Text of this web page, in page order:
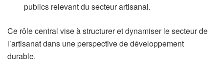
publics relevant du secteur artisanal.
Ce rôle central vise à structurer et dynamiser le secteur de
l’artisanat dans une perspective de développement
durable.